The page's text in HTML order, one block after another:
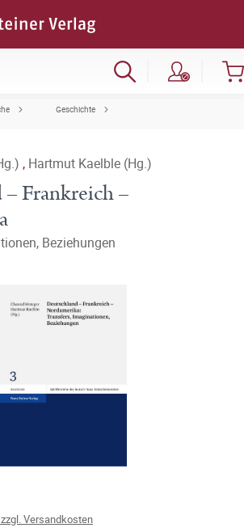
Geschichte
, Hartmut Kaelble (Hg.)
Frankreich –
Beziehungen
Versandkosten